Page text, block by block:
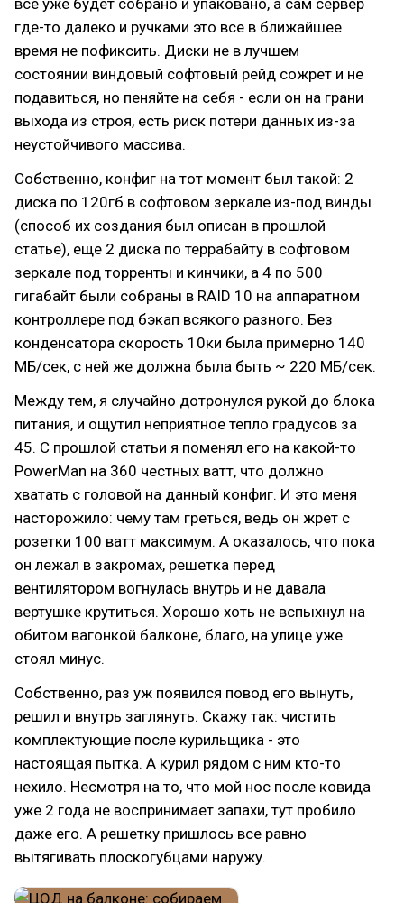
все уже будет собрано и упаковано, а сам сервер
где-то далеко и ручками это все в ближайшее
время не пофиксить. Диски не в лучшем
состоянии виндовый софтовый рейд сожрет и не
подавиться, но пеняйте на себя - если он на грани
выхода из строя, есть риск потери данных из-за
неустойчивого массива.
Собственно, конфиг на тот момент был такой: 2
диска по 120гб в софтовом зеркале из-под винды
(способ их создания был описан в прошлой
статье), еще 2 диска по террабайту в софтовом
зеркале под торренты и кинчики, а 4 по 500
гигабайт были собраны в RAID 10 на аппаратном
контроллере под бэкап всякого разного. Без
конденсатора скорость 10ки была примерно 140
МБ/сек, с ней же должна была быть ~ 220 МБ/сек.
Между тем, я случайно дотронулся рукой до блока
питания, и ощутил неприятное тепло градусов за
45. С прошлой статьи я поменял его на какой-то
PowerMan на 360 честных ватт, что должно
хватать с головой на данный конфиг. И это меня
насторожило: чему там греться, ведь он жрет с
розетки 100 ватт максимум. А оказалось, что пока
он лежал в закромах, решетка перед
вентилятором вогнулась внутрь и не давала
вертушке крутиться. Хорошо хоть не вспыхнул на
обитом вагонкой балконе, благо, на улице уже
стоял минус.
Собственно, раз уж появился повод его вынуть,
решил и внутрь заглянуть. Скажу так: чистить
комплектующие после курильщика - это
настоящая пытка. А курил рядом с ним кто-то
нехило. Несмотря на то, что мой нос после ковида
уже 2 года не воспринимает запахи, тут пробило
даже его. А решетку пришлось все равно
вытягивать плоскогубцами наружу.